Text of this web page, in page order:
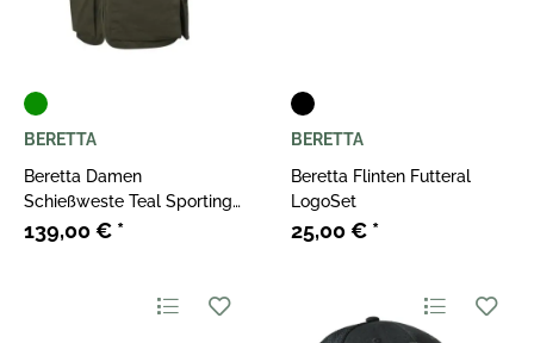
BERETTA
Beretta Damen
Schießweste Teal Sporting
EVO British Green
139,00 € *
BERETTA
Beretta Flinten Futteral
LogoSet
25,00 € *